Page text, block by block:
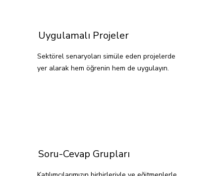
Uygulamalı Projeler
Sektörel senaryoları simüle eden projelerde
yer alarak hem öğrenin hem de uygulayın.
Soru-Cevap Grupları